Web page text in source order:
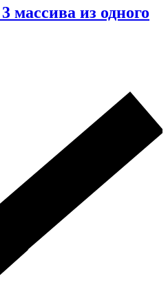
массива из одного